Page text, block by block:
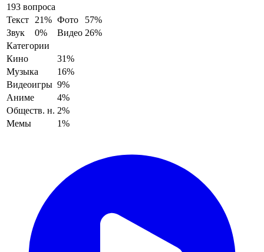
193 вопроса
Текст
21% Фото
57%
Звук
0% Видео 26%
Категории
Кино
31%
Музыка
16%
Видеоигры 9%
Аниме
4%
Обществ. н. 2%
Мемы
1%